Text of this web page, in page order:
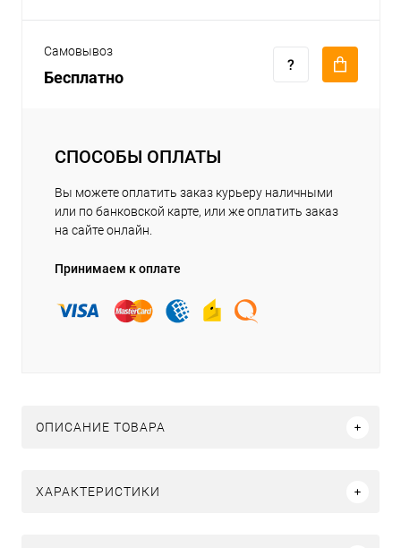
Самовывоз
Бесплатно
СПОСОБЫ ОПЛАТЫ
Вы можете оплатить заказ курьеру наличными
или по банковской карте, или же оплатить заказ
на сайте онлайн.
Принимаем к оплате
ОПИСАНИЕ ТОВАРА
ХАРАКТЕРИСТИКИ